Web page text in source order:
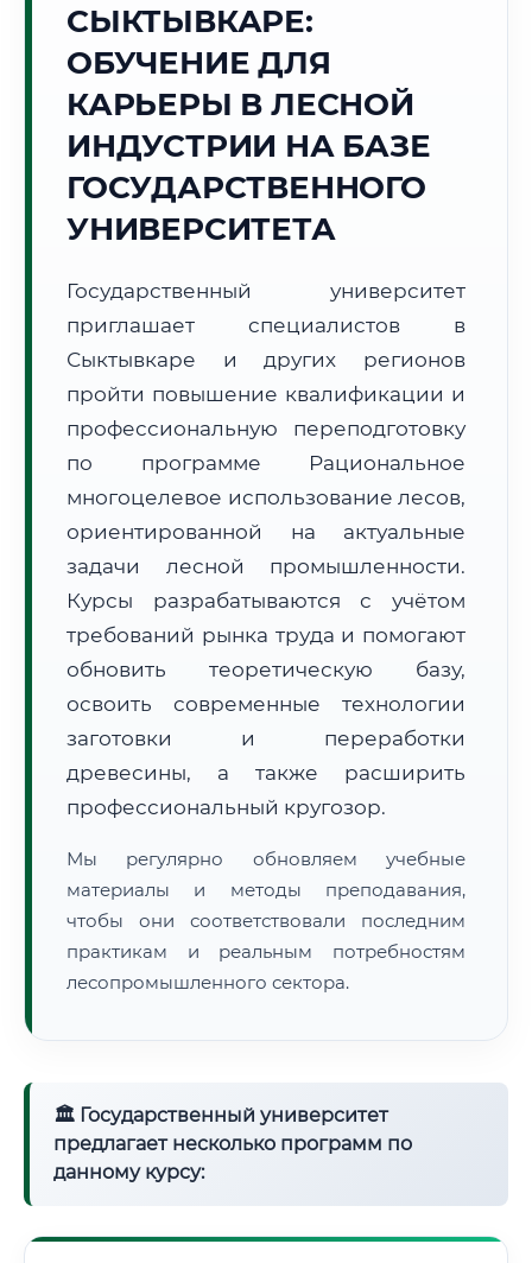
Воскресенье, 9 Августа
Погода в г. Сыктывкар:☁️
🌅 Восход:03:26 🌇 Закат:19:57
Световой день:
16 ч. 31 мин.
Тел. код:
+7 (8212)
🗺️ Зона обслуживания: г. Сыктывкар
Расчет логистики оригиналов:
• Маршрут транзита:~1 988 км
📜 Документы и аккредитация ФИС ФРДО
СЫКТЫВКАРЕ:
ОБУЧЕНИЕ ДЛЯ
КАРЬЕРЫ В ЛЕСНОЙ
ИНДУСТРИИ НА БАЗЕ
ГОСУДАРСТВЕННОГО
УНИВЕРСИТЕТА
Государственный университет
приглашает специалистов в
Сыктывкаре и других регионов
пройти повышение квалификации и
профессиональную переподготовку
по программе Рациональное
многоцелевое использование лесов,
ориентированной на актуальные
задачи лесной промышленности.
Курсы разрабатываются с учётом
требований рынка труда и помогают
обновить теоретическую базу,
освоить современные технологии
заготовки и переработки
древесины, а также расширить
профессиональный кругозор.
Мы регулярно обновляем учебные
материалы и методы преподавания,
чтобы они соответствовали последним
практикам и реальным потребностям
лесопромышленного сектора.
🏛 Государственный университет
предлагает несколько программ по
данному курсу: